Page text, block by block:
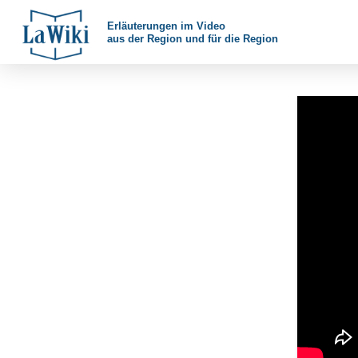
Erläuterungen im Video
aus der Region und für die Region